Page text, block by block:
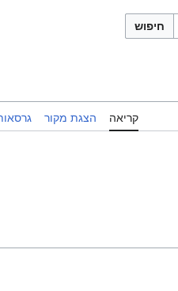
חיפוש
קריאה הצגת מקור